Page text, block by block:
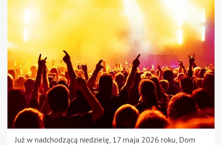
Już w nadchodzącą niedzielę, 17 maja 2026 roku, Dom